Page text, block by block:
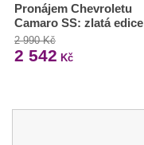
Pronájem Chevroletu
Camaro SS: zlatá edice
2 990 Kč
2 542 Kč